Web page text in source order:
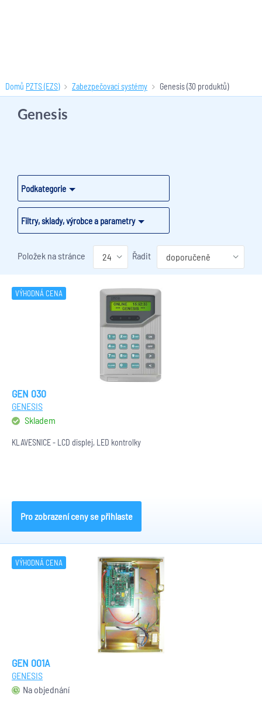
Domů PZTS (EZS) Zabezpečovací systémy Genesis(30 produktů)
Podkategorie
Filtry, sklady, výrobce a parametry
Genesis
Položek na stránce Řadit
VÝHODNÁ CENA
GEN 030
GENESIS
Skladem
KLÁVESNICE - LCD displej, LED kontrolky
Pro zobrazení ceny se přihlaste
VÝHODNÁ CENA
GEN 001A
GENESIS
Na objednání